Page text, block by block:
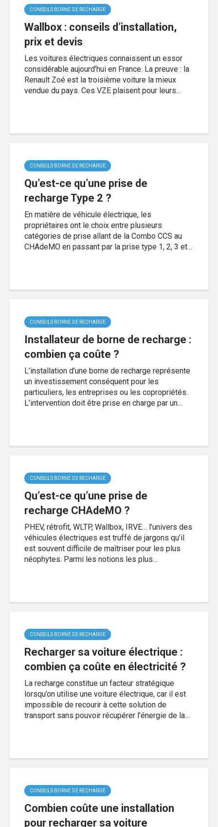
CONSEILS BORNE DE RECHARGE
Wallbox : conseils d’installation,
prix et devis
Les voitures électriques connaissent un essor
considérable aujourd’hui en France. La preuve : la
Renault Zoé est la troisième voiture la mieux
vendue du pays. Ces VZE plaisent pour leurs...
CONSEILS BORNE DE RECHARGE
Qu’est-ce qu’une prise de
recharge Type 2 ?
En matière de véhicule électrique, les
propriétaires ont le choix entre plusieurs
catégories de prise allant de la Combo CCS au
CHAdeMO en passant par la prise type 1, 2, 3 et...
CONSEILS BORNE DE RECHARGE
Installateur de borne de recharge :
combien ça coûte ?
L’installation d’une borne de recharge représente
un investissement conséquent pour les
particuliers, les entreprises ou les copropriétés.
L’intervention doit être prise en charge par un...
CONSEILS BORNE DE RECHARGE
Qu’est-ce qu’une prise de
recharge CHAdeMO ?
PHEV, rétrofit, WLTP, Wallbox, IRVE… l’univers des
véhicules électriques est truffé de jargons qu’il
est souvent difficile de maîtriser pour les plus
néophytes. Parmi les notions les plus...
CONSEILS BORNE DE RECHARGE
Recharger sa voiture électrique :
combien ça coûte en électricité ?
La recharge constitue un facteur stratégique
lorsqu’on utilise une voiture électrique, car il est
impossible de recourir à cette solution de
transport sans pouvoir récupérer l’énergie de la...
CONSEILS BORNE DE RECHARGE
Combien coûte une installation
pour recharger sa voiture